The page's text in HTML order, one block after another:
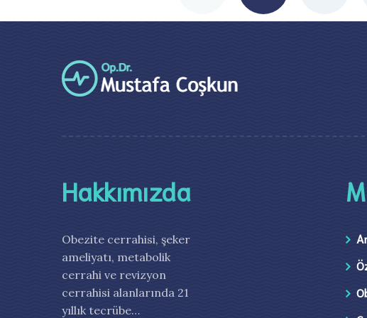
Hakkımızda
Obezite cerrahisi, şeker
ameliyatı, metabolik
cerrahi ve revizyon
cerrahisi alanlarında 21
yıllık tecrübe…